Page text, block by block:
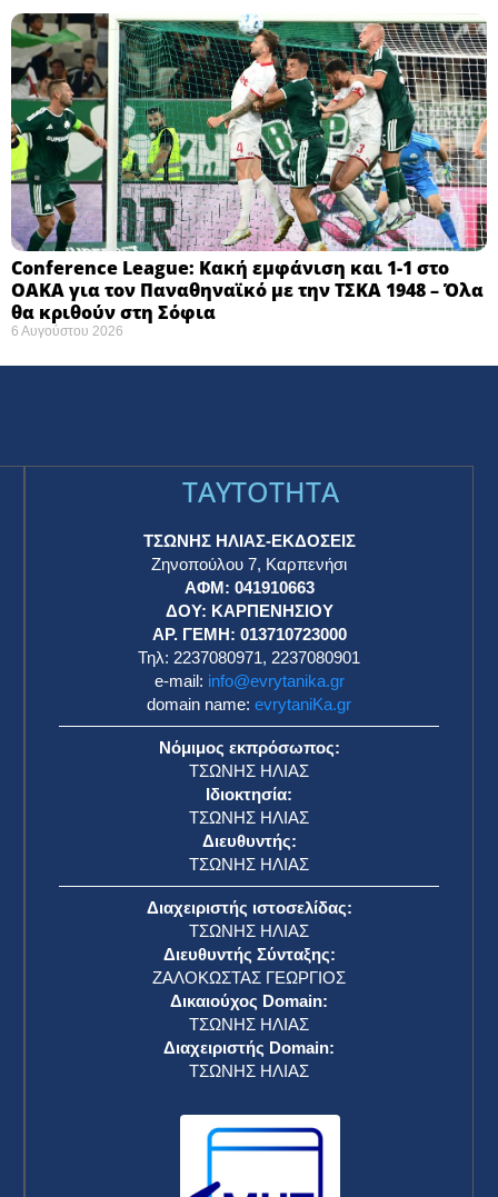
Conference League: Κακή εμφάνιση και 1-1 στο
ΟΑΚΑ για τον Παναθηναϊκό με την ΤΣΚΑ 1948 – Όλα
θα κριθούν στη Σόφια ​
6 Αυγούστου 2026
TAYTOTHTA
ΤΣΩΝΗΣ ΗΛΙΑΣ-ΕΚΔΟΣΕΙΣ
Ζηνοπούλου 7, Καρπενήσι
ΑΦΜ: 041910663
ΔΟΥ: ΚΑΡΠΕΝΗΣΙΟΥ
ΑΡ. ΓΕΜΗ: 013710723000
Τηλ: 2237080971, 2237080901
e-mail: info@evrytanika.gr
domain name: evrytaniKa.gr
Νόμιμος εκπρόσωπος:
ΤΣΩΝΗΣ ΗΛΙΑΣ
Ιδιοκτησία:
ΤΣΩΝΗΣ ΗΛΙΑΣ
Διευθυντής:
ΤΣΩΝΗΣ ΗΛΙΑΣ
Διαχειριστής ιστοσελίδας:
ΤΣΩΝΗΣ ΗΛΙΑΣ
Διευθυντής Σύνταξης:
ΖΑΛΟΚΩΣΤΑΣ ΓΕΩΡΓΙΟΣ
Δικαιούχος Domain:
ΤΣΩΝΗΣ ΗΛΙΑΣ
Διαχειριστής Domain:
ΤΣΩΝΗΣ ΗΛΙΑΣ